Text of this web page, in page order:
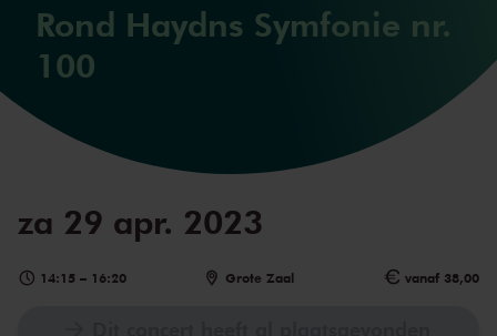
Rond Haydns Symfonie nr.
100
za 29 apr. 2023
14:15 – 16:20 Grote Zaal vanaf 38,00